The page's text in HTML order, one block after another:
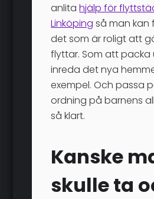
anlitahjälp för
Linköping så man kan
det som är roligt att
flyttar. Som att
inreda det nya
exempel. Och passa
ordning på barnens
så klart.
Kanske
skulle ta